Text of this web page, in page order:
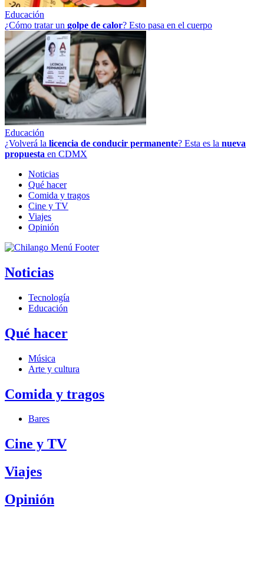
Educación
¿Cómo tratar un golpe de calor? Esto pasa en el cuerpo
Educación
¿Volverá la licencia de conducir permanente? Esta es la nueva
propuesta en CDMX
Noticias
Qué hacer
Comida y tragos
Cine y TV
Viajes
Opinión
Noticias
Tecnología
Educación
Qué hacer
Música
Arte y cultura
Comida y tragos
Bares
Cine y TV
Viajes
Opinión